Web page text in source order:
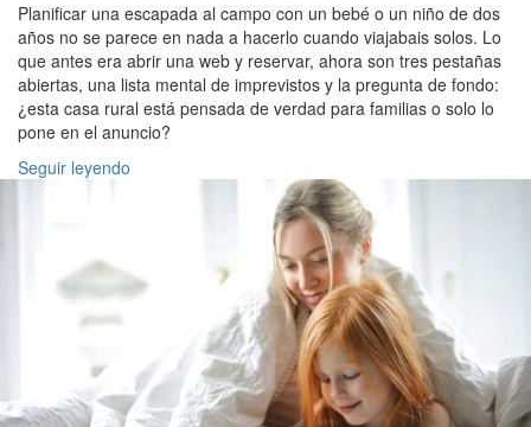
Planificar una escapada al campo con un bebé o un niño de dos
años no se parece en nada a hacerlo cuando viajabais solos. Lo
que antes era abrir una web y reservar, ahora son tres pestañas
abiertas, una lista mental de imprevistos y la pregunta de fondo:
¿esta casa rural está pensada de verdad para familias o solo lo
pone en el anuncio?
Seguir leyendo